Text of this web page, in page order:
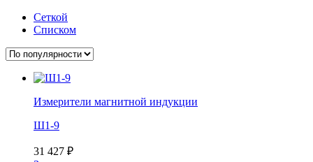
Сеткой
Списком
Измерители магнитной индукции
Ш1-9
31 427 ₽